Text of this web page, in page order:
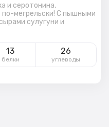
и серотонина,
мегрельски! С пышными
сулугуни и
13
белки
26
углеводы